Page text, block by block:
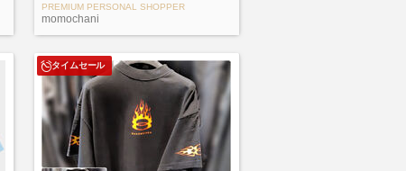
PREMIUM PERSONAL SHOPPER
momochani
タイムセール